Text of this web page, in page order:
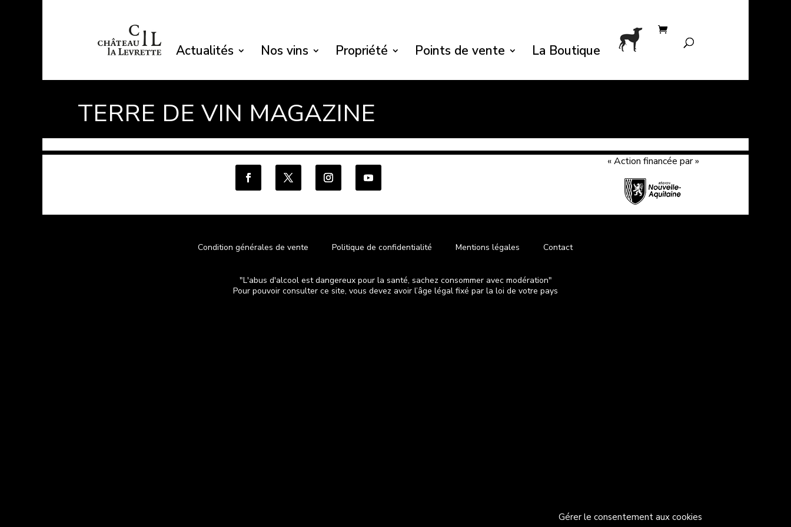
Gérer le consentement aux cookies
Actualités Nos vins Propriété Points de vente La Boutique
TERRE DE VIN MAGAZINE
« Action financée par »
Condition générales de vente Politique de confidentialité Mentions légales Contact
"L'abus d'alcool est dangereux pour la santé, sachez consommer avec modération"
Pour pouvoir consulter ce site, vous devez avoir l’âge légal fixé par la loi de votre pays